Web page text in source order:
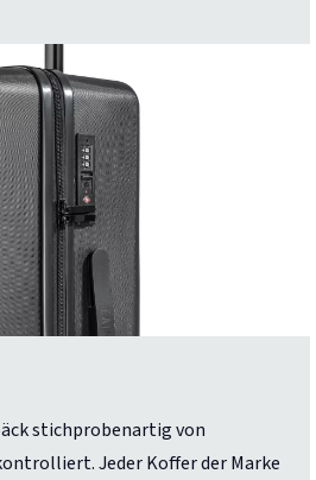
stichprobenartig von
Jeder Koffer der Marke